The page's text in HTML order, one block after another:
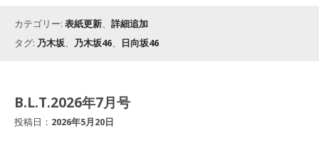
カテゴリー: 表紙更新、 詳細追加
タグ: 乃木坂、 乃木坂46、 日向坂46
B.L.T.2026年7月号
投稿日： 2026年5月20日